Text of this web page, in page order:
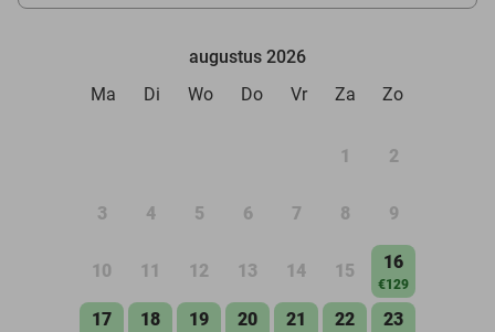
augustus 2026
Ma
Di Wo Do Vr Za Zo
1 2
3 4 5 6 7 8 9
10 11 12 13 14 15 16
€129
17 18 19 20 21 22 23